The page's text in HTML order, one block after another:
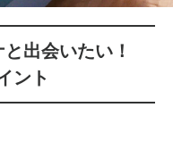
出会いたい！
ント